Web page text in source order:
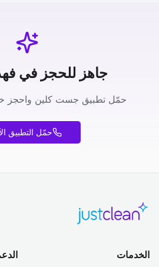
جاهز للحجز في
حمّل تطبيق جست كلين واحجز
حمّل التطبيق
الخدمات